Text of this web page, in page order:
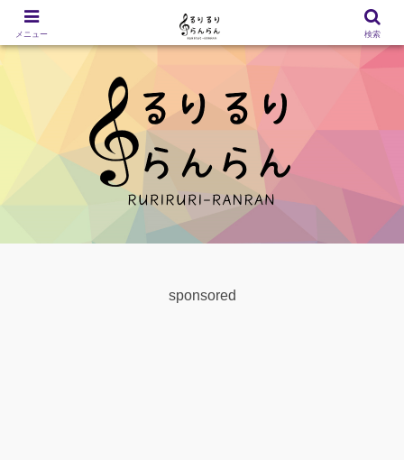
sponsored
メニュー 検索